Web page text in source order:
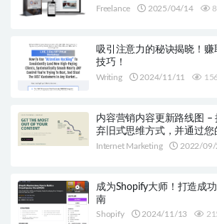
Freelance 2025/04/14
吸引注意力的秘诀揭晓！
技巧！
Writing 2024/11/11
内容营销内容更新路线图 –
弃旧式思维方式，并通过您
影响！
Internet Marketing 2022/09/
成为Shopify大师！打造成
南
Shopify 2024/11/13